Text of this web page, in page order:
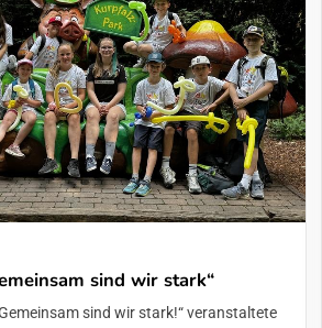
sind wir stark“
sind wir stark!“ veranstaltete